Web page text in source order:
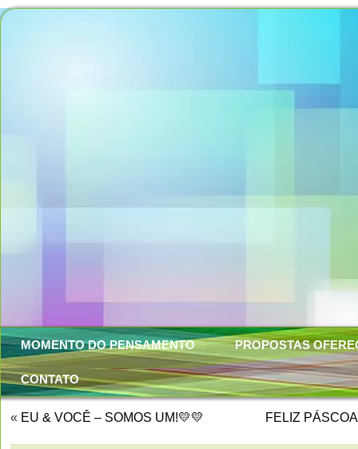
MOMENTO DO PENSAMENTO PROPOSTAS
CONTATO
« EU & VOCÊ – SOMOS UM!💛💛 FELIZ